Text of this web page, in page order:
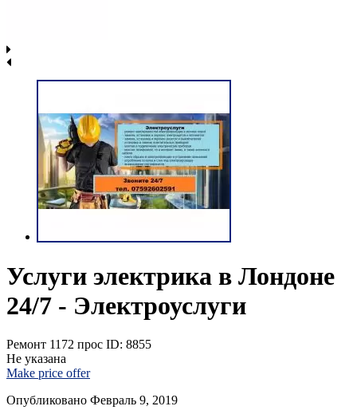
Услуги электрика в Лондоне
24/7 - Электроуслуги
Ремонт 1172 прос ID: 8855
Не указана
Make price offer
Опубликовано Февраль 9, 2019